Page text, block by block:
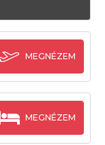
MEGNÉZEM
MEGNÉZEM